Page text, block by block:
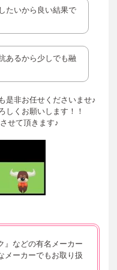
たいから良い結果で
あるから少しでも融
是非お任せくださいませ♪
しくお願いします！！
せて頂きます♪
』などの有名メーカー
メーカーでもお取り扱